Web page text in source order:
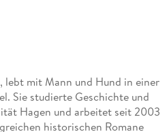
lebt mit Mann und Hund in einer
Sie studierte Geschichte und
Hagen und arbeitet seit 2003
historischen Romane